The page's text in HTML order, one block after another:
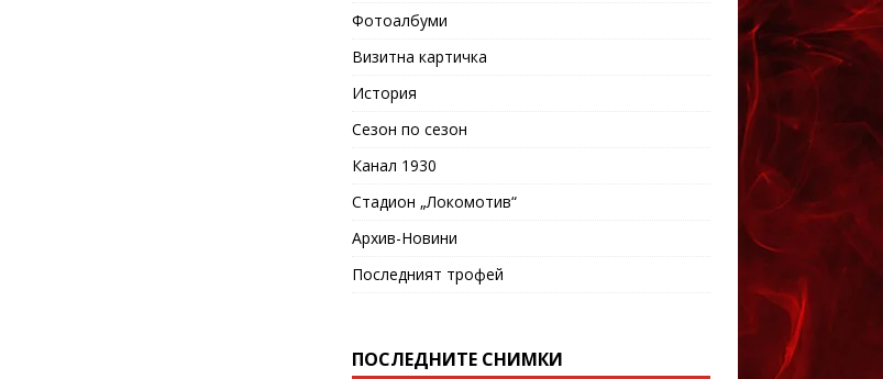
Фотоалбуми
Визитна картичка
История
Сезон по сезон
Канал 1930
Стадион „Локомотив“
Архив-Новини
Последният трофей
ПОСЛЕДНИТЕ СНИМКИ